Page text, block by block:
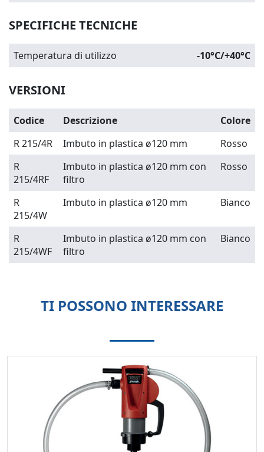
SPECIFICHE TECNICHE
Temperatura di utilizzo -10°C/+40°C
VERSIONI
Codice Descrizione
Colore
R 215/4R
Imbuto in plastica ø120 mm
Rosso
R
215/4RF
Imbuto in plastica ø120 mm con
filtro
Rosso
R
215/4W
Imbuto in plastica ø120 mm Bianco
R
215/4WF
Imbuto in plastica ø120 mm con
filtro
Bianco
TI POSSONO INTERESSARE